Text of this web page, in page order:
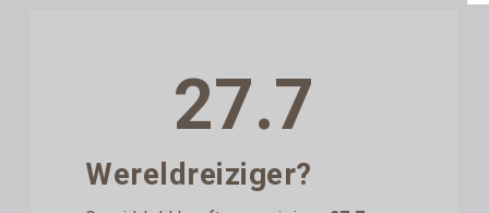
27.7
Wereldreiziger?